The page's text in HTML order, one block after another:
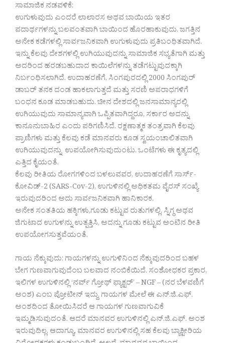
ಸಾಮಾಜಿಕ ನಡವಳಿಕೆ:
ಉಗುಳುವುದು ಎಂದರೆ ಲಾಲಾರಸ ಅಥವ ಬಾಯಿಯ ಇತರ
ಪದಾರ್ಥಗಳನ್ನು ಬಲವಂತವಾಗಿ ಬಾಯಿಂದ ಹೊರಹಾಕುವುದು. ಜಗತ್ತಿನ
ಅನೇಕ ಕಡೆಗಳಲ್ಲಿ ಸಾರ್ವಜನಿಕವಾಗಿ ಉಗುಳುವುದು ಪ್ರತಿಬಂಧಿತವಾಗಿದೆ.
ಇನ್ನು ಕೆಲವು ದೇಶಗಳಲ್ಲಿ ಉಗಿಯುವುದನ್ನು ಸಾಮಾಜಿಕ ಸಭ್ಯತೆಗಾಗಿ ಮತ್ತು
ಅದರಿಂದ ಹರಡಬಹುದಾದ ಕಾಯಿಲೆಗಳನ್ನು ತಡೆಗಟ್ಟುವುದಕ್ಕಾಗಿ
ನಿರ್ಬಂಧಿಸಲಾಗಿದೆ. ಉದಾಹರಣೆಗೆ, ಸಿಂಗಪುರದಲ್ಲಿ 2000 ಸಿಂಗಪುರ್
ಡಾಬರ್ ತನಕ ದಂಡ ಹಾಕಲಾಗುತ್ತದೆ ಮತ್ತು ಸರಣಿ ಅಪರಾಧಗಳಿಗೆ
ಬಂಧನ ಕೂಡ ಮಾಡಬಹುದು. ಚೀನ ದೇಶದಲ್ಲಿ ಜನಸಾಮಾನ್ಯರಲ್ಲಿ
ಉಗಿಯುವುದು ಸಾಮಾನ್ಯವಾಗಿ ಒಪ್ಪಿತವಾಗಿದ್ದರೂ, ಸರ್ಕಾರ ಅದನ್ನು
ಕಾನೂನುಬಾಹಿರ ಎಂದು ಪರಿಗಣಿಸಿದೆ. ರಕ್ಷಣಾತ್ಮಕ ತಂತ್ರವಾಗಿ ಕೆಲವು
ಪ್ರಾಣಿಗಳು ಮತ್ತು ಕೆಲವು ಕಡೆ ಮಾನವರು ಕೂಡ ಸ್ವಯಂಚಾಲಿತವಾಗಿ
ಉಗಿಯುವುದನ್ನು ಉಪಯೋಗಿಸುವುದುಂಟು. ಒಂಟೆಗಳು ಈ ಕೃತ್ಯದಲ್ಲಿ
ಎತ್ತಿದ ಕೈಯಂತೆ.
ಕೆಲವು ರೀತಿಯ ರೋಗಗಳಿಂದ ಬಳಲುವವರ, ಉದಾಹರಣೆಗೆ ಸಾರ್ಸ್-
ಕೋವಿಡ್-2 (SARS-Cov-2), ಉಗುಳಿನಲ್ಲಿ ಅಧಿಕತಮ ವೈರಸ್ ಸಂಖ್ಯೆ
ಇರುವುದರಿಂದ ಅದು ಸಾರ್ವಜನಿಕವಾಗಿ ಹಾನಿಕಾರಕ.
ಅನೇಕ ಸಂತತಿಯ ಹಕ್ಕಿಗಳು,ಗೂಡು ಕಟ್ಟುವ ರುತುಗಳಲ್ಲಿ, ಸ್ನಿಗ್ಧ ಅಥವ
ಜಿಗುಟಾದ ಉಗುಳನ್ನು ಉತ್ಪತ್ತಿಸಿ, ಅದನ್ನು ಗೂಡು ಕಟ್ಟುವ ಅಂಟಿನ ರೀತಿ
ಉಪಯೋಗಸುತ್ತವೆಯಂತೆ.
ಗಾಯ ನೆಕ್ಕುವುದು: ಗಾಯಗಳನ್ನು ಉಗುಳಿನಿಂದ ನೆಕ್ಕುವುದರಿಂದ ಬಹಳ
ಬೇಗ ಗುಣವಾಗುವುದೆಂಬ ಬಲವಾದ ನಂಬಿಕೆಯಿದೆ. ಸಂಶೋಧಕರ ಪ್ರಕಾರ,
ಇಲಿಗಳ ಉಗುಳಿನಲ್ಲಿ ‘ನರ್ವ್ ಗ್ರೋಥ್ ಫ್ಯಾಕ್ಟರ್’ – NGF – (ನರ ಬೆಳವಣಿಗೆ
ಅಂಶ) ಎಂಬ ಪ್ರೋಟೀನ್ ಇದ್ದು, ಗಾಯಗಳ ಮೇಲೆ ಈ ಎನ್.ಜಿ.ಎಫ್.
ಅಂಶದಿಂದ ತೋಯಿಸಿದರೆ ಆ ಗಾಯಗಳ ಗುಣವಾಗುವಿಕೆ
ಇಮ್ಮಡಿಸುವುದಂತೆ. ಆದರೆ ಮಾನವರ ಉಗುಳಿನಲ್ಲಿ ಎನ್.ಜಿ.ಎಫ್. ಅಂಶ
ಇರುವುದಿಲ್ಲ. ಆದಾಗ್ಯೂ, ಮಾನವರ ಉಗುಳಿನಲ್ಲಿ ಸಹ ಕೆಲವು ಬ್ಯಾಕ್ಟೀರಿಯ